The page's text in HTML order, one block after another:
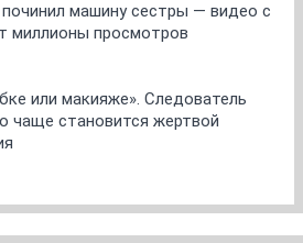
машину сестры — видео с
миллионы просмотров
или макияже». Следователь
чаще становится жертвой